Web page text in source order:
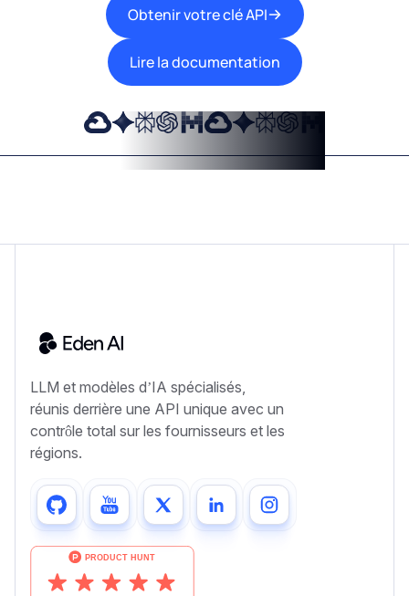
Obtenir votre clé API
Lire la documentation
LLM et modèles d’IA spécialisés,
réunis derrière une API unique avec un
contrôle total sur les fournisseurs et les
régions.